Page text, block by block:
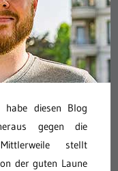
diesen Blog
gegen die
stellt
der guten Laune